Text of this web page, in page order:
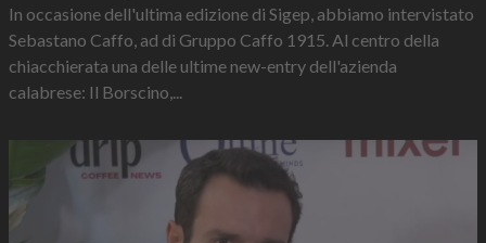
In occasione dell'ultima edizione di Sigep, abbiamo intervistato
Sebastano Caffo, ad di Gruppo Caffo 1915. Al centro della
chiacchierata una delle ultime new-entry dell'azienda
calabrese: Il Borscino,...